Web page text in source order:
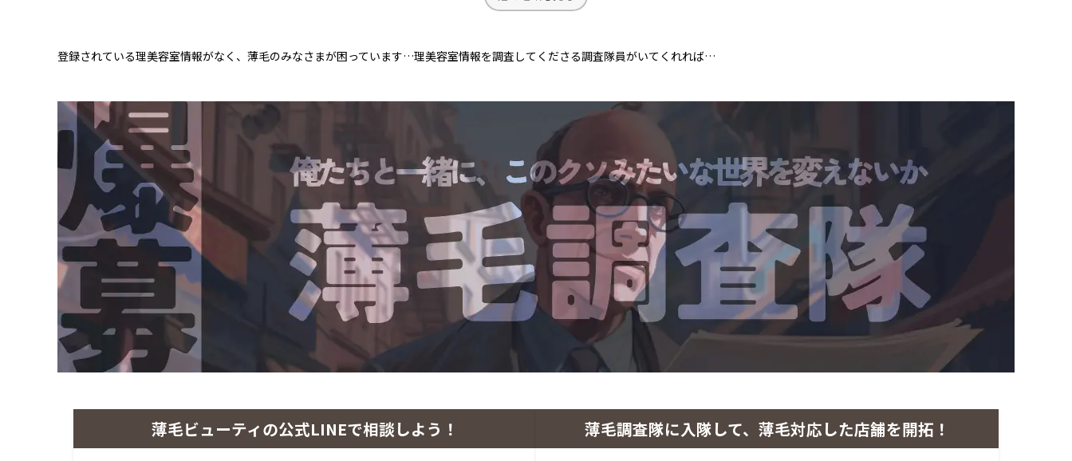
登録されている理美容室情報がなく、薄毛のみなさまが困っています…理美容室情報を調査してくださる調査隊員がいてくれれば…
薄毛ビューティの公式LINEで相談しよう！ 薄毛調査隊に入隊して、薄毛対応した店舗を開拓！